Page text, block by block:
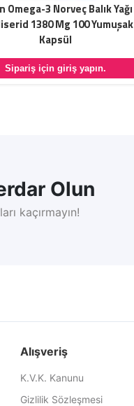
Omega-3 Norveç Balık Yağı
1380 Mg 100 Yumuşak
Kapsül
Sipariş için giriş yapın.
Olun
kaçırmayın!
Alışveriş
K.V.K. Kanunu
Gizlilik Sözleşmesi